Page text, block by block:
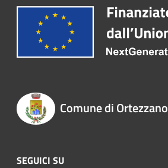
Comune di Ortezzano
SEGUICI SU